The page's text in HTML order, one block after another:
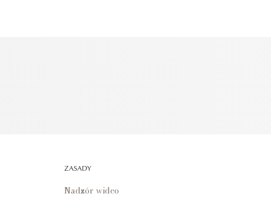
ZASADY
Nadzór wideo